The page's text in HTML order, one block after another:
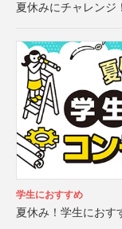
夏休みにチャレンジ
学生におすすめ
夏休み！学生におす